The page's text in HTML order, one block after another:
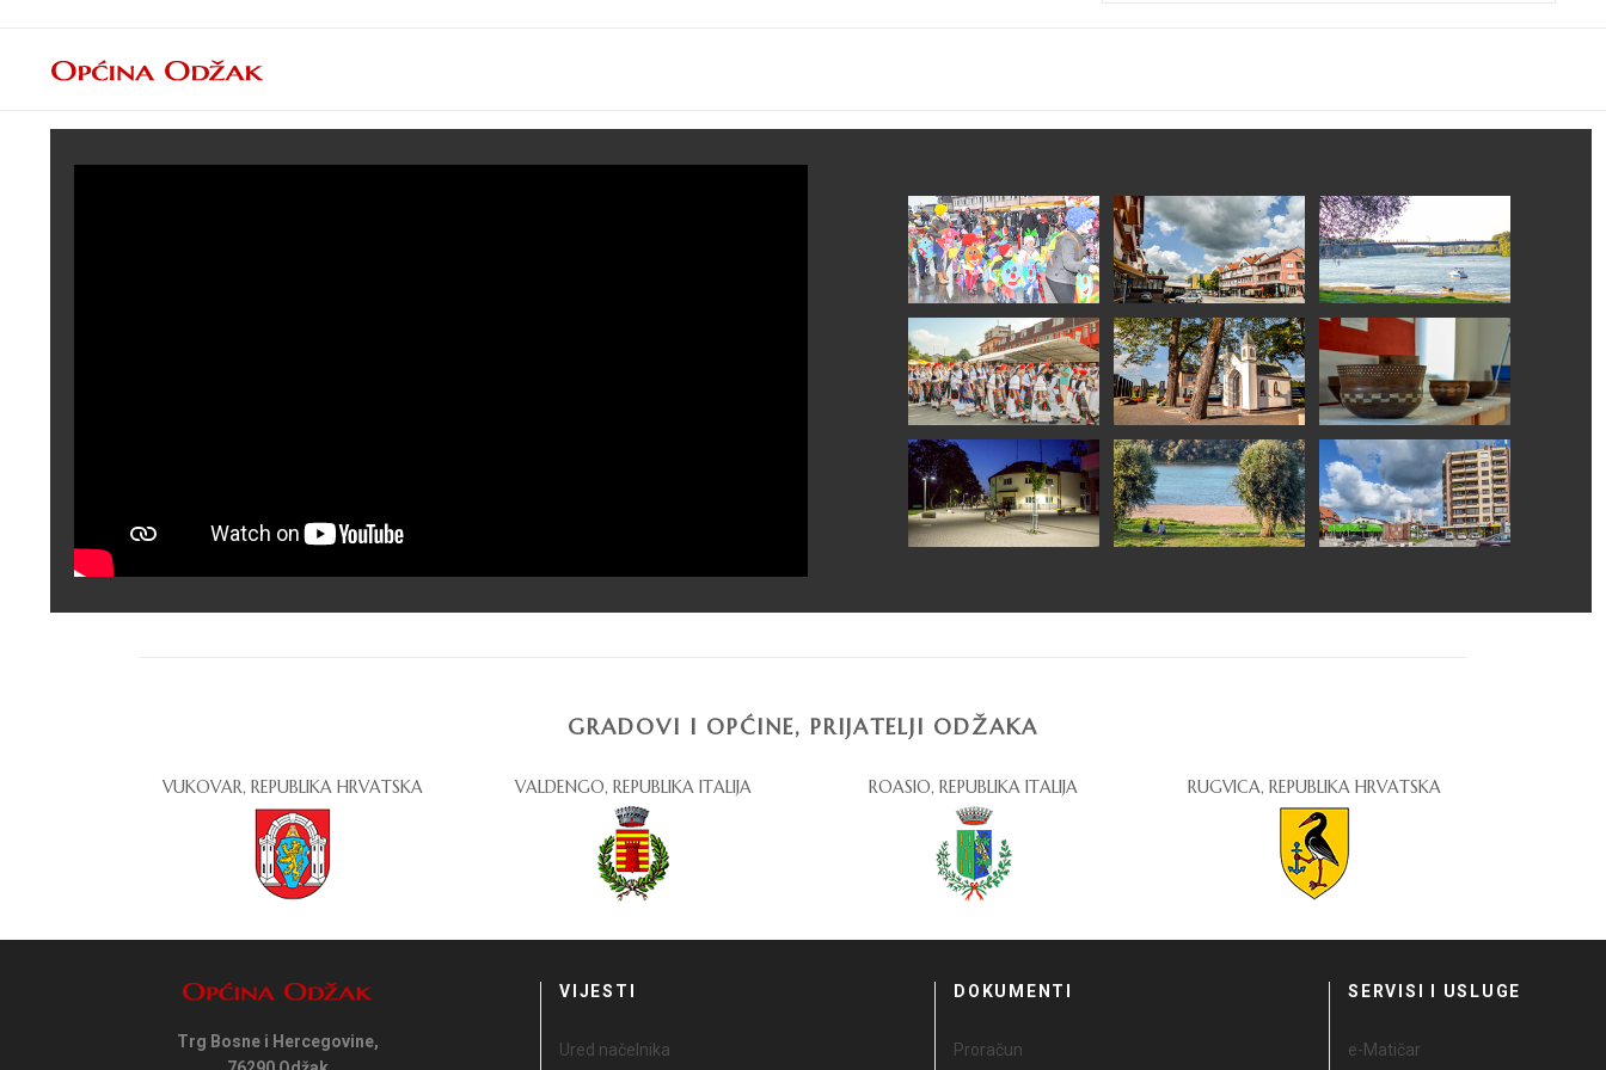
GRADOVI I OPĆINE, PRIJATELJI ODŽAKA
VUKOVAR, REPUBLIKA HRVATSKA VALDENGO, REPUBLIKA ITALIJA ROASIO, REPUBLIKA ITALIJA RUGVICA, REPUBLIKA HRVATSKA
Trg Bosne i Hercegovine,
VIJESTI
Ured načelnika
DOKUMENTI
Proračun
SERVISI I USLUGE
e-Matičar